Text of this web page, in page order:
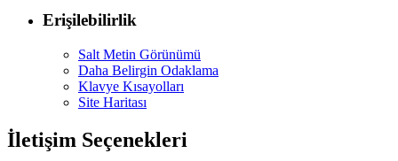
Erişilebilirlik
Salt Metin Görünümü
Daha Belirgin Odaklama
Klavye Kısayolları
Site Haritası
İletişim Seçenekleri